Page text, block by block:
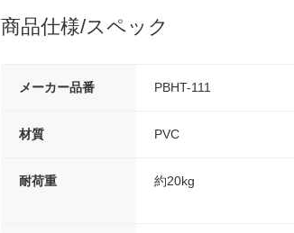
商品仕様/スペック
メーカー品番 PBHT-111
材質 PVC
耐荷重 約20kg